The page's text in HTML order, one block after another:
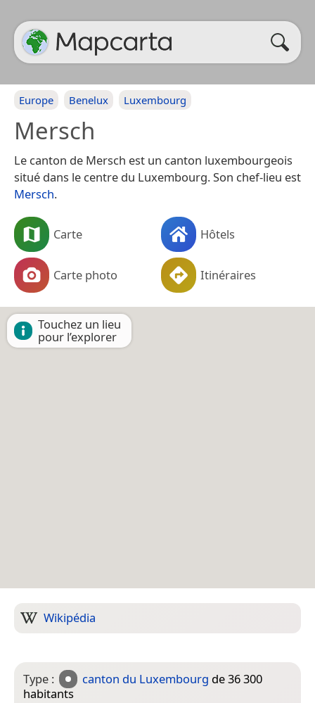
Europe Benelux Luxembourg
Mersch
Le canton de Mersch est un canton luxembourgeois
situé dans le centre du Luxembourg. Son chef-lieu est
Mersch.
Carte Hôtels
Carte photo Itinéraires
Touchez un lieu
pour l’explorer
Wikipédia
Type : canton du Luxembourg de 36 300
habitants